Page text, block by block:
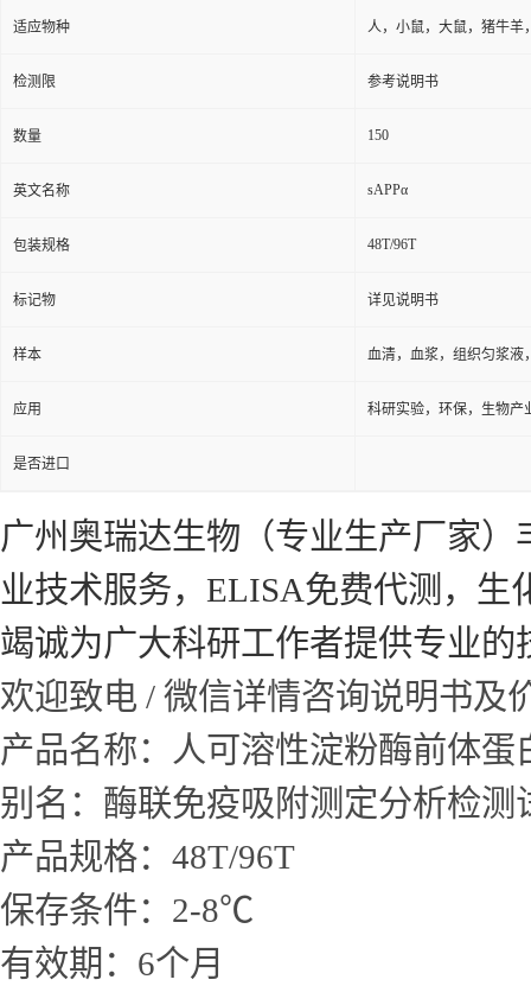
适应物种 人，小鼠，大鼠，猪牛羊
检测限 参考说明书
数量 150
英文名称 sAPPα
包装规格 48T/96T
标记物 详见说明书
样本 血清，血浆，组织匀浆液
应用 科研实验，环保，生物产
是否进口
广州奥瑞达生物（专业生产厂家
业技术服务，ELISA免费代测，生
竭诚为广大科研工作者提供专业
欢迎致电 / 微信详情咨询说明书及
产品名称：人可溶性淀粉酶前体蛋
别名：酶联免疫吸附测定分析检测
产品规格：48T/96T
保存条件：2-8℃
有效期：6个月